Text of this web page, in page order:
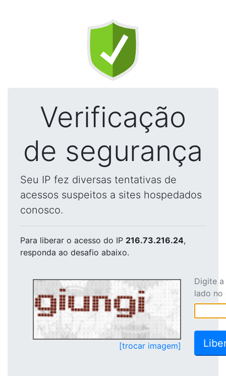
Verificação
de segurança
Seu IP fez diversas tentativas de
acessos suspeitos a sites hospedados
conosco.
Para liberar o acesso do IP 216.73.216.24,
responda ao desafio abaixo.
[trocar imagem]
Digite
lado no